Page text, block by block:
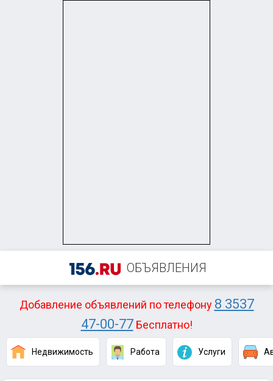
ОБЪЯВЛЕНИЯ
Добавление объявлений по телефону 8 3537
47-00-77Бесплатно!
Недвижимость Работа Услуги